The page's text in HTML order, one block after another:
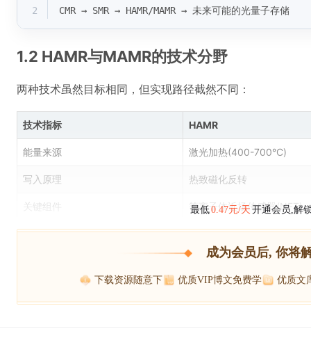
2
CMR → SMR → HAMR/MAMR → 未来可能的光量子存储
1.2 HAMR与MAMR的技术分野
两种技术虽然目标相同，但实现路径截然不同：
技术指标 HAMR
能量来源 激光加热(400-700°C)
写入原理 热致磁化反转
关键组件 等离子体近场传感器(NFT)
最低0.47元/天 开通会员,解
成为会员后, 你将
下载资源随意下 优质VIP博文免费学 优质文